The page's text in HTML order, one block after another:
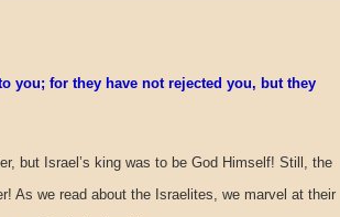
you; for they have not rejected you, but they
but Israel’s king was to be God Himself! Still, the
As we read about the Israelites, we marvel at their